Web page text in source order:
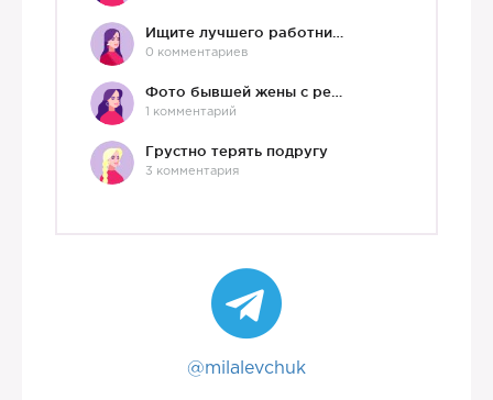
0 комментариев
1 комментарий
Грустно терять подругу
3 комментария
@milalevchuk